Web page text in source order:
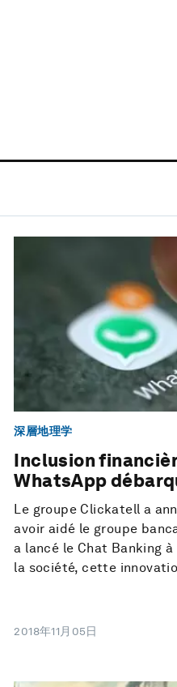
深層地理学
Inclusion
WhatsApp
Le groupe Clickatell a
avoir aidé le groupe
a lancé le Chat Banking
la société, cette
2018年11月05日